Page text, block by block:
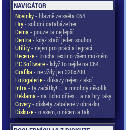
NAVIGÁTOR
Novinky- hlavně ze světa C64
Hry- solidní databáze her
Dema - pouze ta nejlepší
Dentra - když stačí jeden soubor
Utility- nejen pro práci a legraci
Recenze- trocha textu o všem možném
PC Software- když to nejde na C64
Grafika - ne vždy jen 320x200
Fotogalerie- důkazy nejen z akcí
Intra - ty začátky! ... a mnohdy několik
Reklama - na ticho dňies .. a na hry taky
Covery- diskety zabalené v obrázku
Diskuze- o všem, o ničem a tak